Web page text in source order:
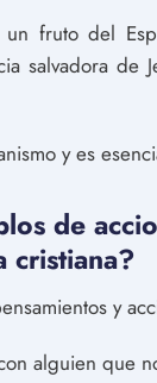
fruto del
salvadora de
y es
de
cristiana?
y
alguien que